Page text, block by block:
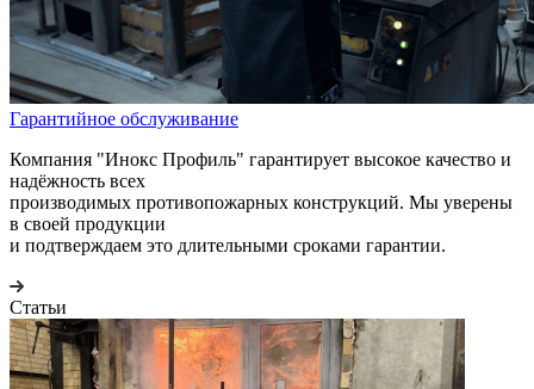
Гарантийное обслуживание
Компания "Инокс Профиль" гарантирует высокое качество и
надёжность всех
производимых противопожарных конструкций. Мы уверены
в своей продукции
и подтверждаем это длительными сроками гарантии.
Статьи